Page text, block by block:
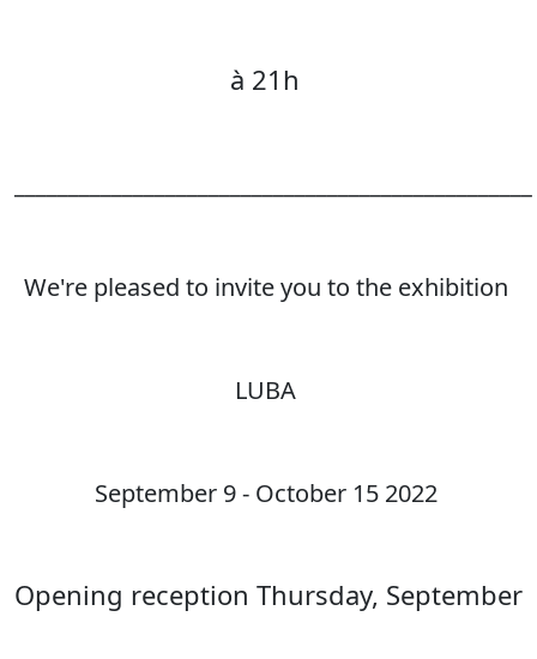
à 21h
We're pleased to invite you to the exhibition
LUBA
September 9 - October 15 2022
Opening reception Thursday, September